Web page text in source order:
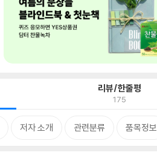
리뷰/한줄평
175
저자 소개 관련분류 품목정보